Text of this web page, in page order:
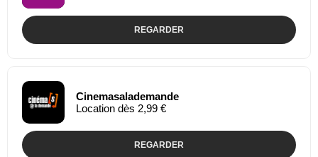
REGARDER
Cinemasalademande
Location dès 2,99 €
REGARDER